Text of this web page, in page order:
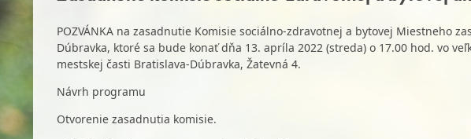
POZVÁNKA na zasadnutie Komisie sociálno-zdravotnej a bytovej Miestneho
Dúbravka, ktoré sa bude konať dňa 13. apríla 2022 (streda) o 17.00 hod. vo
mestskej časti Bratislava-Dúbravka, Žatevná 4.
Návrh programu
Otvorenie zasadnutia komisie.